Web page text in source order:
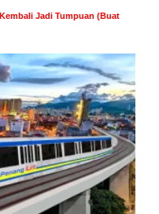
Jadi Tumpuan (Buat